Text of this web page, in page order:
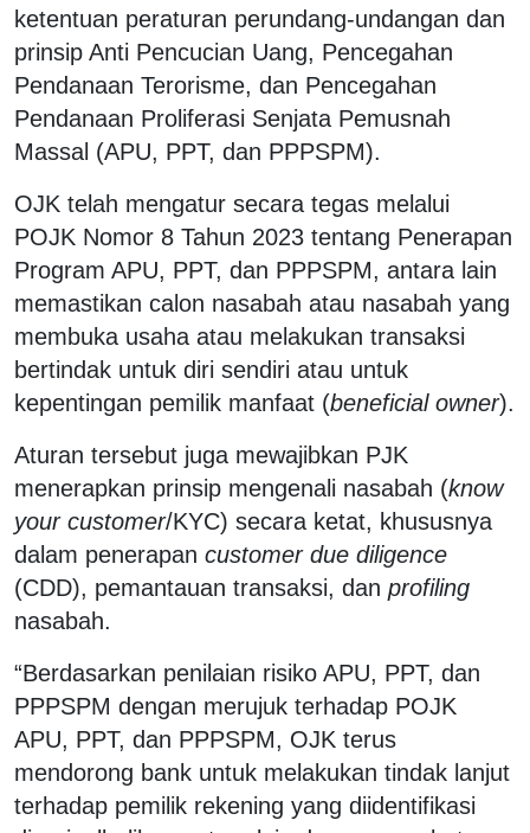
ketentuan peraturan perundang-undangan dan
prinsip Anti Pencucian Uang, Pencegahan
Pendanaan Terorisme, dan Pencegahan
Pendanaan Proliferasi Senjata Pemusnah
Massal (APU, PPT, dan PPPSPM).
OJK telah mengatur secara tegas melalui
POJK Nomor 8 Tahun 2023 tentang Penerapan
Program APU, PPT, dan PPPSPM, antara lain
memastikan calon nasabah atau nasabah yang
membuka usaha atau melakukan transaksi
bertindak untuk diri sendiri atau untuk
kepentingan pemilik manfaat (beneficial owner).
Aturan tersebut juga mewajibkan PJK
menerapkan prinsip mengenali nasabah (know
your customer/KYC) secara ketat, khususnya
dalam penerapan customer due diligence
(CDD), pemantauan transaksi, dan profiling
nasabah.
“Berdasarkan penilaian risiko APU, PPT, dan
PPPSPM dengan merujuk terhadap POJK
APU, PPT, dan PPPSPM, OJK terus
mendorong bank untuk melakukan tindak lanjut
terhadap pemilik rekening yang diidentifikasi